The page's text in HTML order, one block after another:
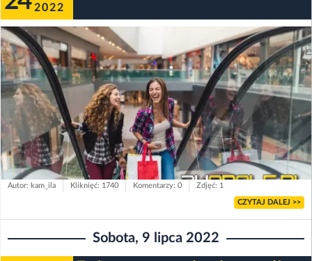
2022
Autor: kam_ila Kliknięć: 1740 Komentarzy: 0 Zdjęć: 1
CZYTAJ DALEJ >>
Sobota, 9 lipca 2022